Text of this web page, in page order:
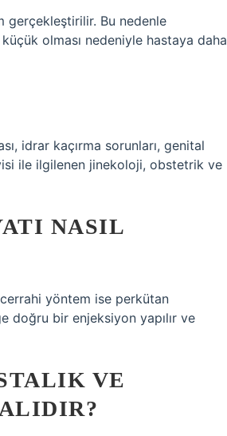
gerçekleştirilir. Bu nedenle
olması nedeniyle hastaya daha
idrar kaçırma sorunları, genital
ile ilgilenen jinekoloji, obstetrik ve
NASIL
yöntem ise perkütan
doğru bir enjeksiyon yapılır ve
VE